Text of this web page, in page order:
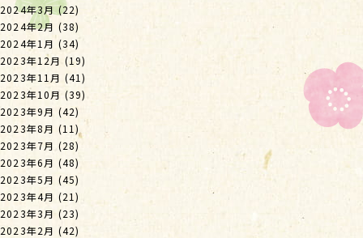
2024年3月(22)
2024年2月 (38)
2024年1月 (34)
2023年12月 (19)
2023年11月 (41)
2023年10月 (39)
2023年9月 (42)
2023年8月 (11)
2023年7月 (28)
2023年6月 (48)
2023年5月 (45)
2023年4月 (21)
2023年3月 (23)
2023年2月 (42)